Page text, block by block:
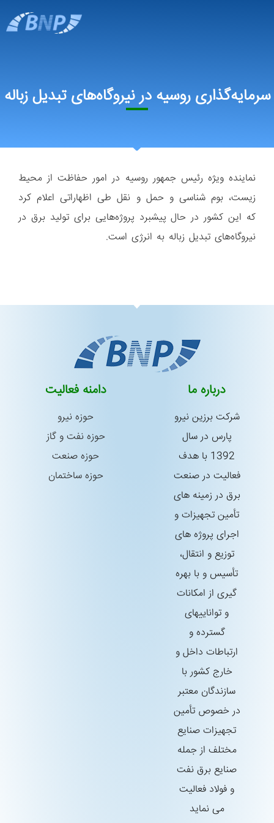
سرمایه‌گذاری روسیه در نیروگاه‌های تبدیل زباله
نماینده ویژه رئیس جمهور روسیه در امور حفاظت از محیط
زیست، بوم شناسی و حمل و نقل طی اظهاراتی اعلام کرد
که این کشور در حال پیشبرد پروژه‌هایی برای تولید برق در
نیروگاه‌های تبدیل زباله به انرژی است.
درباره ما
شركت برزین نیرو
پارس در سال
1392 با هدف
فعالیت در صنعت
برق در زمینه های
تأمین تجهیزات و
اجرای پروژه های
توزیع و انتقال،
تأسیس و با بهره
گیری از امكانات
و تواناییهای
گسترده و
ارتباطات داخل و
خارج كشور با
سازندگان معتبر
در خصوص تأمین
تجهیزات صنایع
مختلف از جمله
صنایع برق نفت
و فولاد فعالیت
می نماید
دامنه فعالیت
حوزه نیرو
حوزه نفت و گاز
حوزه صنعت
حوزه ساختمان